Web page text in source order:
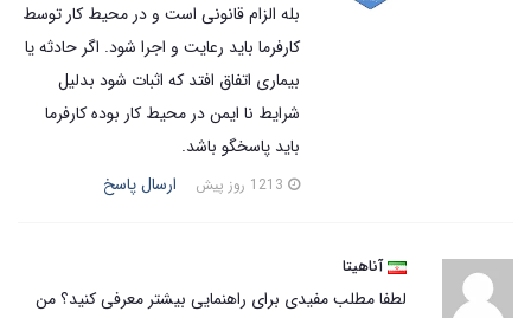
بله الزام قانونی است و در محیط کار توسط
کارفرما باید رعایت و اجرا شود. اگر حادثه یا
بیماری اتفاق افتد که اثبات شود بدلیل
شرایط نا ایمن در محیط کار بوده کارفرما
باید پاسخگو باشد.
ارسال پاسخ
آناهیتا
لطفا مطلب مفیدی برای راهنمایی بیشتر معرفی کنید؟ من